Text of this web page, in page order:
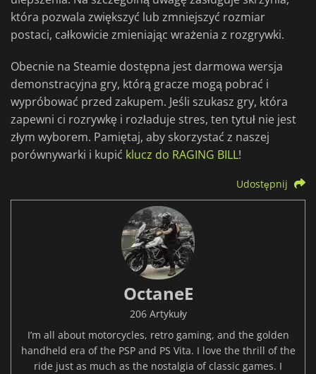
która pozwala zwiększyć lub zmniejszyć rozmiar
postaci, całkowicie zmieniając wrażenia z rozgrywki.
Obecnie na Steamie dostępna jest darmowa wersja
demonstracyjna gry, którą gracze mogą pobrać i
wypróbować przed zakupem. Jeśli szukasz gry, która
zapewni ci rozrywkę i rozładuje stres, ten tytuł nie jest
złym wyborem. Pamiętaj, aby skorzystać z naszej
porównywarki i kupić klucz do RAGING BILL!
Udostępnij
OctaneE
206 Artykuły
I’m all about motorcycles, retro gaming, and the golden
handheld era of the PSP and PS Vita. I love the thrill of the
ride just as much as the nostalgia of classic games. I